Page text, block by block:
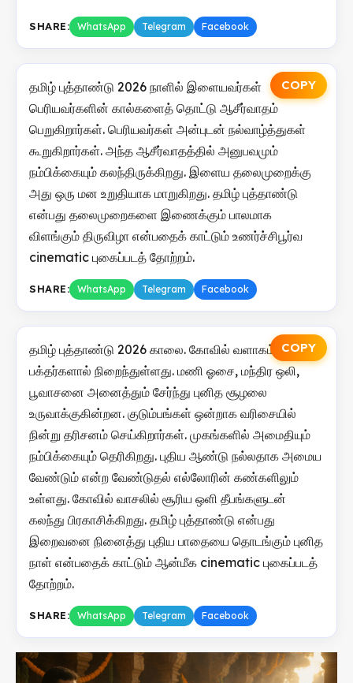
SHARE: WhatsApp Telegram Facebook
COPY
தமிழ் புத்தாண்டு 2026 நாளில் இளையவர்கள்
பெரியவர்களின் கால்களைத் தொட்டு ஆசீர்வாதம்
பெறுகிறார்கள். பெரியவர்கள் அன்புடன் நல்வாழ்த்துகள்
கூறுகிறார்கள். அந்த ஆசீர்வாதத்தில் அனுபவமும்
நம்பிக்கையும் கலந்திருக்கிறது. இளைய தலைமுறைக்கு
அது ஒரு மன உறுதியாக மாறுகிறது. தமிழ் புத்தாண்டு
என்பது தலைமுறைகளை இணைக்கும் பாலமாக
விளங்கும் திருவிழா என்பதைக் காட்டும் உணர்ச்சிபூர்வ
cinematic புகைப்படத் தோற்றம்.
SHARE: WhatsApp Telegram Facebook
COPY
தமிழ் புத்தாண்டு 2026 காலை. கோவில் வளாகம்
பக்தர்களால் நிறைந்துள்ளது. மணி ஓசை, மந்திர ஒலி,
பூவாசனை அனைத்தும் சேர்ந்து புனித சூழலை
உருவாக்குகின்றன. குடும்பங்கள் ஒன்றாக வரிசையில்
நின்று தரிசனம் செய்கிறார்கள். முகங்களில் அமைதியும்
நம்பிக்கையும் தெரிகிறது. புதிய ஆண்டு நல்லதாக அமைய
வேண்டும் என்ற வேண்டுதல் எல்லோரின் கண்களிலும்
உள்ளது. கோவில் வாசலில் சூரிய ஒளி தீபங்களுடன்
கலந்து பிரகாசிக்கிறது. தமிழ் புத்தாண்டு என்பது
இறைவனை நினைத்து புதிய பாதையை தொடங்கும் புனித
நாள் என்பதைக் காட்டும் ஆன்மீக cinematic புகைப்படத்
தோற்றம்.
SHARE: WhatsApp Telegram Facebook